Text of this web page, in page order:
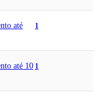
até
1
até 10 1